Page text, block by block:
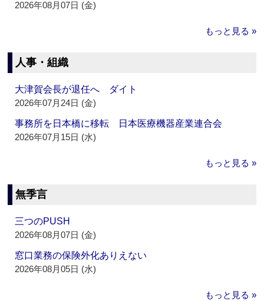
2026年08月07日 (金)
もっと見る »
人事・組織
大津賀会長が退任へ ダイト
2026年07月24日 (金)
事務所を日本橋に移転 日本医療機器産業連合会
2026年07月15日 (水)
もっと見る »
無季言
三つのPUSH
2026年08月07日 (金)
窓口業務の保険外化ありえない
2026年08月05日 (水)
もっと見る »